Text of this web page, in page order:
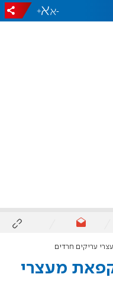
-
+
עריקים חרדים
מעצרי